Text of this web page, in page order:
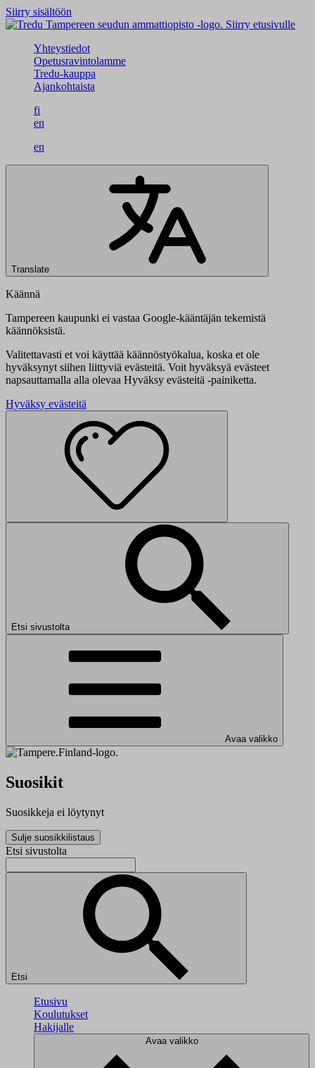
Siirry sisältöön
Siirry etusivulle
Yhteystiedot
Opetusravintolamme
Tredu-kauppa
Ajankohtaista
fi
en
en
Translate
Käännä
Tampereen kaupunki ei vastaa Google-kääntäjän tekemistä
käännöksistä.
Valitettavasti et voi käyttää käännöstyökalua, koska et ole
hyväksynyt siihen liittyviä evästeitä. Voit hyväksyä evästeet
napsauttamalla alla olevaa Hyväksy evästeitä -painiketta.
Hyväksy evästeitä
Etsi sivustolta
Avaa valikko
Suosikit
Suosikkeja ei löytynyt
Sulje suosikkilistaus
Etsi sivustolta
Etsi
Etusivu
Koulutukset
Hakijalle
Avaa valikko